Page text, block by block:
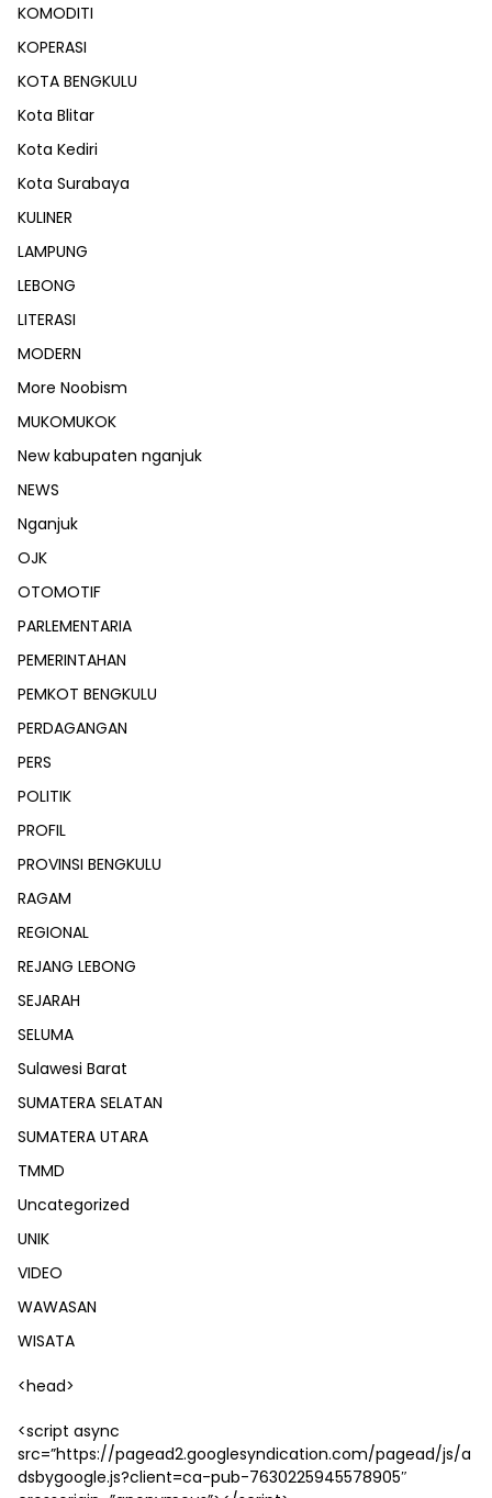
KOMODITI
KOPERASI
KOTA BENGKULU
Kota Blitar
Kota Kediri
Kota Surabaya
KULINER
LAMPUNG
LEBONG
LITERASI
MODERN
More Noobism
MUKOMUKOK
New kabupaten nganjuk
NEWS
Nganjuk
OJK
OTOMOTIF
PARLEMENTARIA
PEMERINTAHAN
PEMKOT BENGKULU
PERDAGANGAN
PERS
POLITIK
PROFIL
PROVINSI BENGKULU
RAGAM
REGIONAL
REJANG LEBONG
SEJARAH
SELUMA
Sulawesi Barat
SUMATERA SELATAN
SUMATERA UTARA
TMMD
Uncategorized
UNIK
VIDEO
WAWASAN
WISATA
<head>
<script async
src=”https://pagead2.googlesyndication.com/pagead/js/a
dsbygoogle.js?client=ca-pub-7630225945578905″